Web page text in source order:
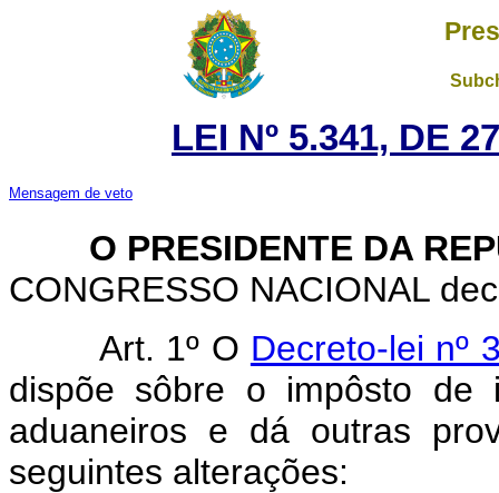
LEI Nº 5.341, DE
Mensagem de veto
O PRESIDENTE DA
CONGRESSO NACIONAL
Art. 1º O Decreto-lei nº
dispõe sôbre o impôsto de
aduaneiros e dá outras
seguintes alterações: